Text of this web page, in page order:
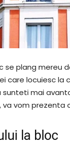
se plang
care locuiesc
mai
va vom prezenta
la bloc